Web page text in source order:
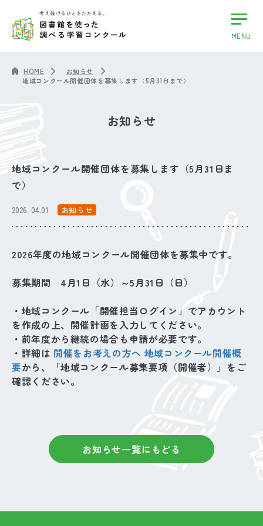
MENU
HOME
お知らせ
地域コンクール開催団体を募集します（5月31日まで）
お知らせ
地域コンクール開催団体を募集します（5月31日ま
で）
2026. 04.01 お知らせ
2026年度の地域コンクール開催団体を募集中です。
募集期間 4月1日（水）～5月31日（日）
・地域コンクール「開催担当ログイン」でアカウント
を作成の上、開催計画を入力してください。
・前年度から継続の場合も申請が必要です。
・詳細は 開催をお考えの方へ 地域コンクール開催概
要から、「地域コンクール募集要項（開催者）」をご
確認ください。
お知らせ一覧にもどる